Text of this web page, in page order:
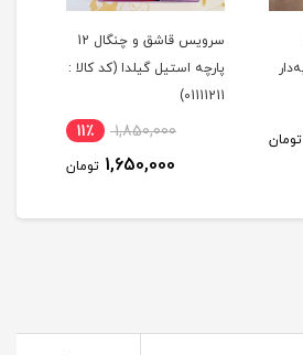
تومان
سرویس قاشق و چنگال 12
پارچه استیل گیلدا (کد کالا :
01111211)
1,850,000 11٪
1,650,000 تومان